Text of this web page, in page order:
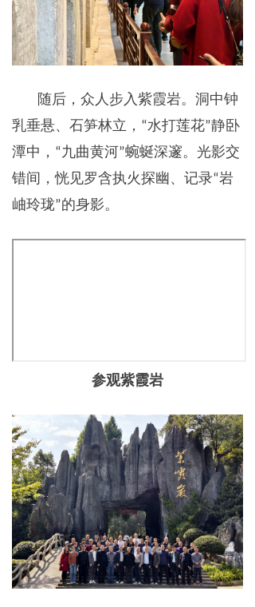
随后，众人步入紫霞岩。洞中钟
乳垂悬、石笋林立， “水打莲花”静卧
潭中， “九曲黄河”蜿蜒深邃。光影交
错间，恍见罗含执火探幽、记录“岩
岫玲珑”的身影。
参观紫霞岩